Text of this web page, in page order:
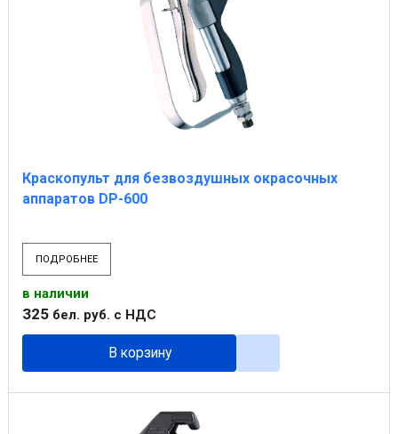
Краскопульт для безвоздушных окрасочных
аппаратов DP-600
ПОДРОБНЕЕ
в наличии
325 бел. руб. с НДС
В корзину